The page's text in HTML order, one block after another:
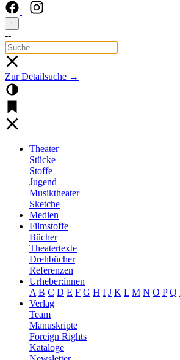
↑
--
Zur Detailsuche →
Theater
Stücke
Stoffe
Jugend
Musiktheater
Sketche
Medien
Filmstoffe
Bücher
Theatertexte
Drehbücher
Referenzen
Urheber:innen
A B C D E F G H I J K L M N O P Q
Verlag
Team
Manuskripte
Foreign Rights
Kataloge